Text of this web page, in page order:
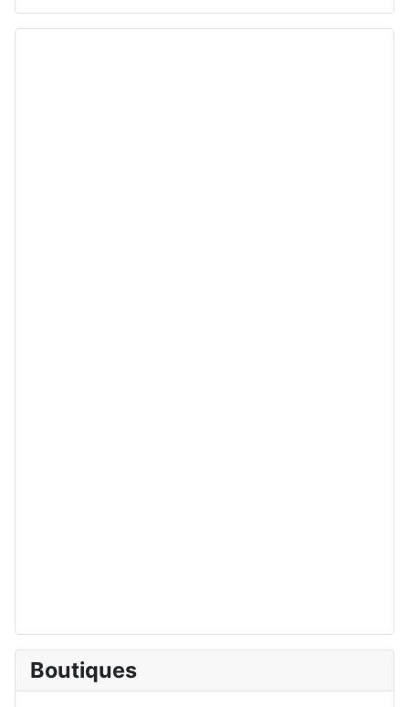
Boutiques